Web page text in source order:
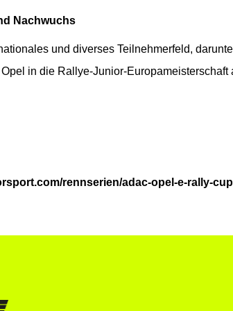
Nachwuchs
und diverses Teilnehmerfeld,
in die Rallye-Junior-
rennserien/adac-opel-e-rally-cup